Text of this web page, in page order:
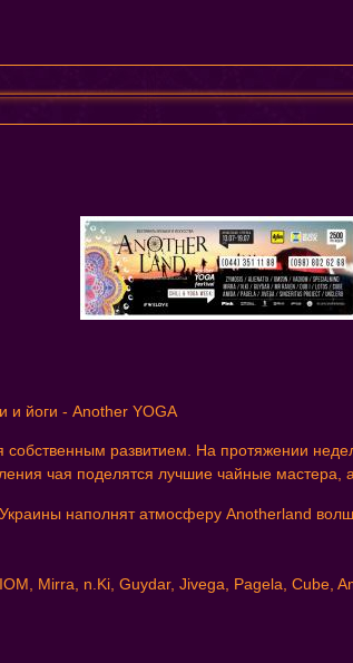
и йоги - Another YOGA
развитием. На протяжении
чая поделятся лучшие чайные мастера,
наполнят атмосферу Anotherland
Mirra, n.Ki, Guydar, Jivega, Pagela, Cube,